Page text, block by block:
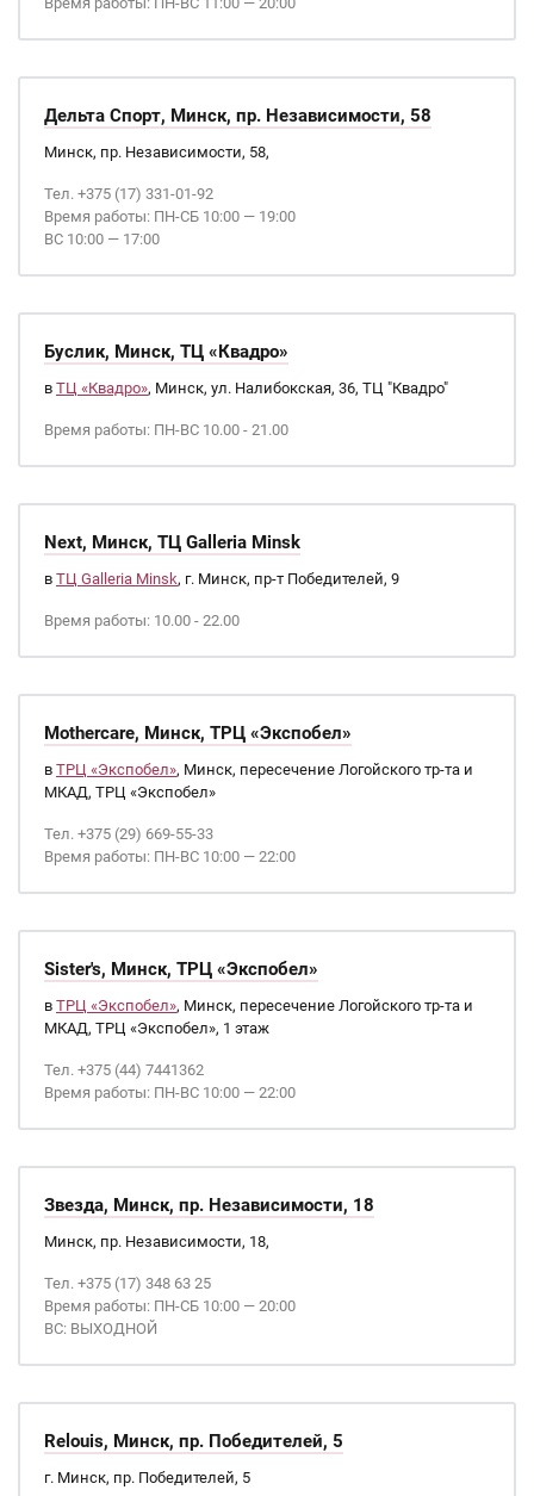
Дельта Спорт, Минск, пр. Независимости, 58
Минск, пр. Независимости, 58,
Тел. +375 (17) 331-01-92
Время работы: ПН-СБ 10:00 — 19:00
ВС 10:00 — 17:00
Буслик, Минск, ТЦ «Квадро»
в ТЦ «Квадро», Минск, ул. Налибокская, 36, ТЦ "Квадро"
Время работы: ПН-ВС 10.00 - 21.00
Next, Минск, ТЦ Galleria Minsk
в ТЦ Galleria Minsk, г. Минск, пр-т Победителей, 9
Время работы: 10.00 - 22.00
Mothercare, Минск, ТРЦ «Экспобел»
в ТРЦ «Экспобел», Минск, пересечение Логойского тр-та и
МКАД, ТРЦ «Экспобел»
Тел. +375 (29) 669-55-33
Время работы: ПН-ВС 10:00 — 22:00
Sister's, Минск, ТРЦ «Экспобел»
в ТРЦ «Экспобел», Минск, пересечение Логойского тр-та и
МКАД, ТРЦ «Экспобел», 1 этаж
Тел. +375 (44) 7441362
Время работы: ПН-ВС 10:00 — 22:00
Звезда, Минск, пр. Независимости, 18
Минск, пр. Независимости, 18,
Тел. +375 (17) 348 63 25
Время работы: ПН-СБ 10:00 — 20:00
ВС: ВЫХОДНОЙ
Relouis, Минск, пр. Победителей, 5
г. Минск, пр. Победителей, 5